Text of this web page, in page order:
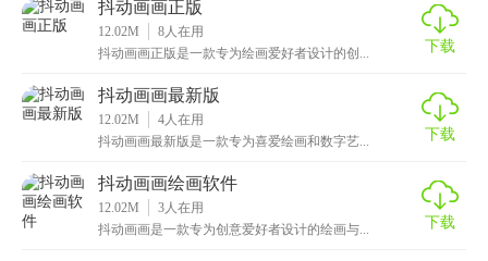
1. 启动游戏：打开应用，选择开始创作或参与挑战。
2. 选择工具：从画笔库中选择喜欢的笔触和颜色。
3. 创作作品：通过触摸屏幕直接绘制，或通过晃动手机利用
4. 保存分享：完成作品后，可保存至相册或直接分享至社交
抖动画画正版
12.02M 8人在用
抖动画画正版是一款专为绘画爱好者设计的创...
下载
抖动画画最新版
12.02M 4人在用
抖动画画最新版是一款专为喜爱绘画和数字艺...
下载
抖动画画绘画软件
12.02M 3人在用
抖动画画是一款专为创意爱好者设计的绘画与...
下载